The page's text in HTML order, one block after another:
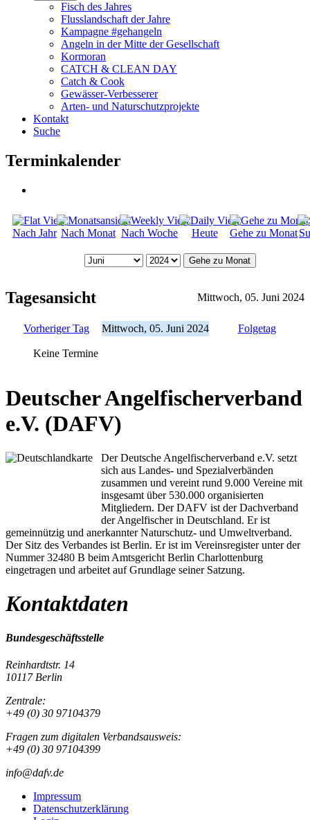
Fisch des Jahres
Flusslandschaft der Jahre
Kampagne #gehangeln
Angeln in der Mitte der Gesellschaft
Kormoran
CATCH & CLEAN DAY
Catch & Cook
Gewässer-Verbesserer
Arten- und Naturschutzprojekte
Kontakt
Suche
Terminkalender
Nach Jahr Nach Monat Nach Woche Heute Gehe zu Monat
Gehe zu Monat
Tagesansicht Mittwoch, 05. Juni 2024
Vorheriger Tag Mittwoch, 05. Juni 2024 Folgetag
Keine Termine
Deutscher Angelfischerverband
e.V. (DAFV)
Der Deutsche Angelfischerverband e.V. setzt
sich aus Landes- und Spezialverbänden
zusammen und vereint rund 9.000 Vereine mit
insgesamt über 530.000 organisierten
Mitgliedern. Der DAFV ist der Dachverband
der Angelfischer in Deutschland. Er ist
gemeinnützig und anerkannter Naturschutz- und Umweltverband.
Der Sitz des Verbandes ist Berlin. Er ist im Vereinsregister unter der
Nummer 32480 B beim Amtsgericht Berlin Charlottenburg
eingetragen und arbeitet auf Grundlage seiner Satzung.
Kontaktdaten
Bundesgeschäftsstelle
Reinhardtstr. 14
10117 Berlin
Zentrale:
+49 (0) 30 97104379
Fragen zum digitalen Verbandsausweis:
+49 (0) 30 97104399
info@dafv.de
Impressum
Datenschutzerklärung